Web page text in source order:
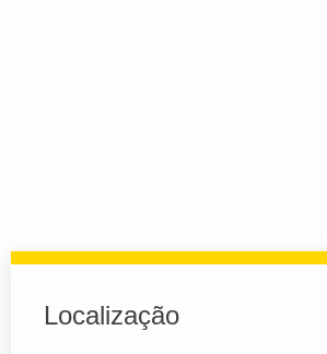
Localização